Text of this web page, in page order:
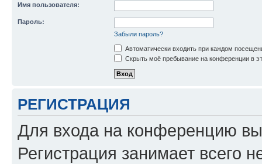
Имя пользователя:
Пароль:
Забыли пароль?
Автоматически входить при каждом
Скрыть моё пребывание на конференции в
РЕГИСТРАЦИЯ
Для входа на конференцию
Регистрация занимает всего